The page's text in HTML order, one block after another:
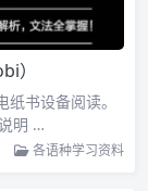
）
书设备阅读。
明 …
各语种学习资料